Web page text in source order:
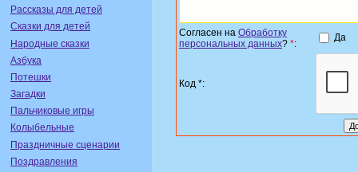
Рассказы для детей
Сказки для детей
Народные сказки
Азбука
Потешки
Загадки
Пальчиковые игры
Колыбельные
Праздничные сценарии
Поздравления
Согласен на Обработку
персональных данных? *:
Да
Код *: